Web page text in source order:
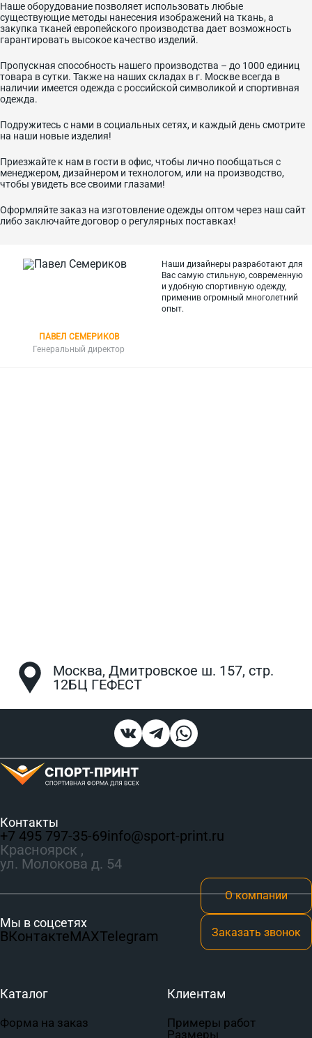
Наше оборудование позволяет использовать любые
существующие методы нанесения изображений на ткань, а
закупка тканей европейского производства дает возможность
гарантировать высокое качество изделий.
Пропускная способность нашего производства – до 1000 единиц
товара в сутки. Также на наших складах в г. Москве всегда в
наличии имеется одежда с российской символикой и спортивная
одежда.
Подружитесь с нами в социальных сетях, и каждый день смотрите
на наши новые изделия!
Приезжайте к нам в гости в офис, чтобы лично пообщаться с
менеджером, дизайнером и технологом, или на производство,
чтобы увидеть все своими глазами!
Оформляйте заказ на изготовление одежды оптом через наш сайт
либо заключайте договор о регулярных поставках!
ПАВЕЛ СЕМЕРИКОВ
Генеральный директор
Наши дизайнеры разработают для
Вас самую стильную, современную
и удобную спортивную одежду,
применив огромный многолетний
опыт.
Москва, Дмитровское ш. 157, стр.
12БЦ ГЕФЕСТ
Контакты
+7 495 797‑35-69info@sport-print.ru
Красноярск ,
ул. Молокова д. 54
Мы в соцсетях
ВКонтактеMAXTelegram
О компании
Заказать звонок
Каталог
Форма на заказ
Клиентам
Примеры работ
Размеры